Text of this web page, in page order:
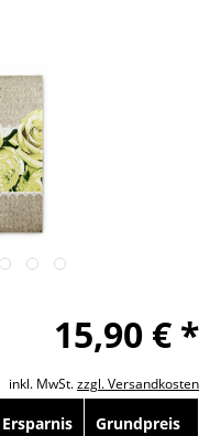
15,90 € *
inkl. MwSt.zzgl. Versandkosten
Ersparnis Grundpreis